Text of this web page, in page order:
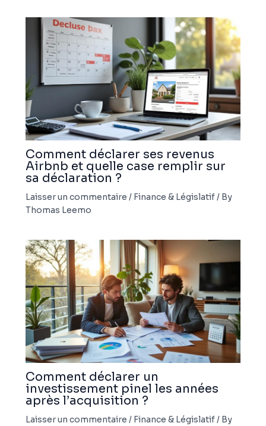
Comment déclarer ses revenus
Airbnb et quelle case remplir sur
sa déclaration ?
Laisser un commentaire / Finance & Législatif/ By
Thomas Leemo
Comment déclarer un
investissement pinel les années
après l’acquisition ?
Laisser un commentaire / Finance & Législatif/ By